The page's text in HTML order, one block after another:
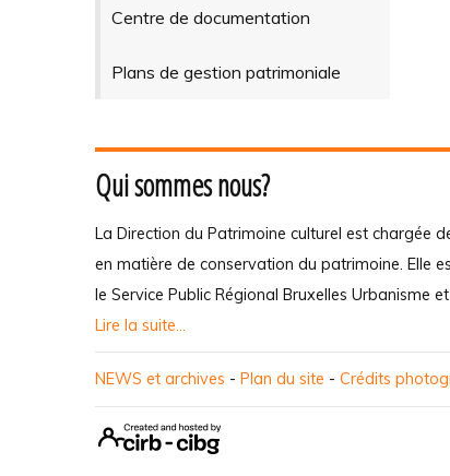
Centre de documentation
Plans de gestion patrimoniale
Qui sommes nous?
La Direction du Patrimoine culturel est chargée
en matière de conservation du patrimoine. Elle
le Service Public Régional Bruxelles Urbanisme
Lire la suite...
NEWS et archives - Plan du site - Crédits